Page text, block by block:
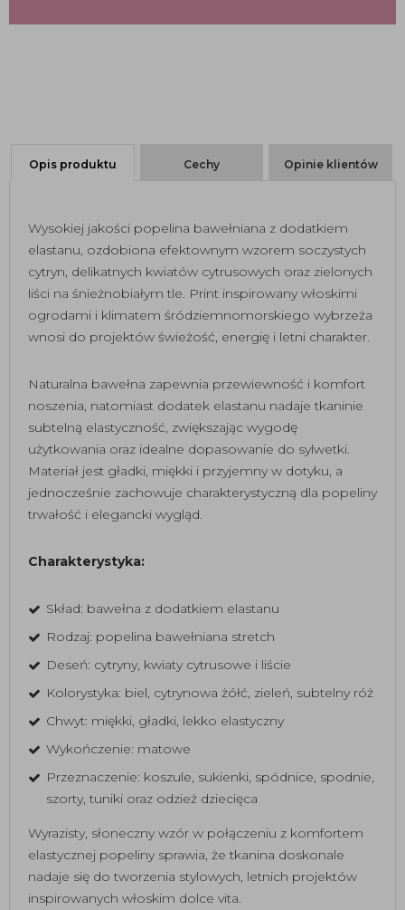
Opis produktu Cechy Opinie klientów
Wysokiej jakości popelina bawełniana z dodatkiem
elastanu, ozdobiona efektownym wzorem soczystych
cytryn, delikatnych kwiatów cytrusowych oraz zielonych
liści na śnieżnobiałym tle. Print inspirowany włoskimi
ogrodami i klimatem śródziemnomorskiego wybrzeża
wnosi do projektów świeżość, energię i letni charakter.
Naturalna bawełna zapewnia przewiewność i komfort
noszenia, natomiast dodatek elastanu nadaje tkaninie
subtelną elastyczność, zwiększając wygodę
użytkowania oraz idealne dopasowanie do sylwetki.
Materiał jest gładki, miękki i przyjemny w dotyku, a
jednocześnie zachowuje charakterystyczną dla popeliny
trwałość i elegancki wygląd.
Charakterystyka:
Skład: bawełna z dodatkiem elastanu
Rodzaj: popelina bawełniana stretch
Deseń: cytryny, kwiaty cytrusowe i liście
Kolorystyka: biel, cytrynowa żółć, zieleń, subtelny róż
Chwyt: miękki, gładki, lekko elastyczny
Wykończenie: matowe
Przeznaczenie: koszule, sukienki, spódnice, spodnie,
szorty, tuniki oraz odzież dziecięca
Wyrazisty, słoneczny wzór w połączeniu z komfortem
elastycznej popeliny sprawia, że tkanina doskonale
nadaje się do tworzenia stylowych, letnich projektów
inspirowanych włoskim dolce vita.